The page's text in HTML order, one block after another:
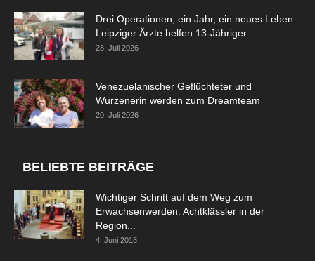
Drei Operationen, ein Jahr, ein neues Leben:
Leipziger Ärzte helfen 13-Jähriger...
28. Juli 2026
Venezuelanischer Geflüchteter und
Wurzenerin werden zum Dreamteam
20. Juli 2026
BELIEBTE BEITRÄGE
Wichtiger Schritt auf dem Weg zum
Erwachsenwerden: Achtklässler in der
Region...
4. Juni 2018